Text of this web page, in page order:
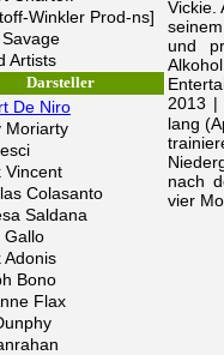
Vickie.
und
2013 |
lang
nach
vier
Winkler Prod-ns]
Artists
Darsteller
De Niro
Moriarty
Vincent
Colasanto
Saldana
Gallo
Adonis
Bono
Flax